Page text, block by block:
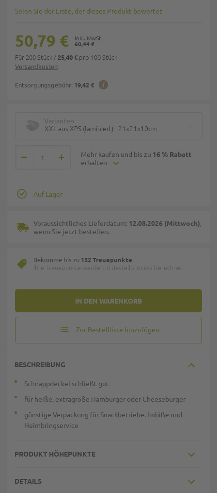
Seien Sie der Erste, der dieses Produkt bewertet
Versandkosten
Entsorgungsgebühr: 19,42 €
60,44 €
50,79 €
Für 200 Stück / 25,40 € pro 100 Stück
Varianten
XXL aus XPS (laminiert) - 21x21x10cm
Mehr kaufen und bis zu 16 % Rabatt
erhalten
IN DEN WARENKORB
Auf Lager
Voraussichtliches Lieferdatum: 12.08.2026 (Mittwoch),
wenn Sie jetzt bestellen.
Bekomme bis zu 152 Treuepunkte
Ihre Treuepunkte werden in Bestellprozess berechnet.
Zur Bestellliste hinzufügen
BESCHREIBUNG
Schnappdeckel schließt gut
für heiße, extragroße Hamburger oder Cheeseburger
günstige Verpackung für Snackbetriebe, Imbiße und
Heimbringservice
PRODUKT HÖHEPUNKTE
DETAILS